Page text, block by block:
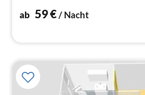
ab 59€/ Nacht